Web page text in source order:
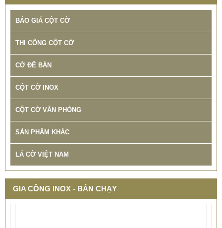
BÁO GIÁ CỘT CỜ
THI CÔNG CỘT CỜ
CỜ ĐỂ BÀN
CỘT CỜ INOX
CỘT CỜ VĂN PHÒNG
SẢN PHẨM KHÁC
LÁ CỜ VIỆT NAM
GIA CÔNG INOX - BÁN CHẠY